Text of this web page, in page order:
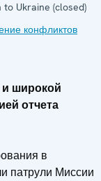
to Ukraine (closed)
конфликтов
и широкой
отчета
в
патрули Миссии